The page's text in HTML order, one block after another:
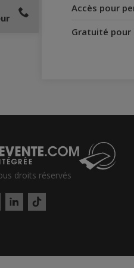
Accès pour
Gratuité
droits réservés
LinkedIn
Tiktok